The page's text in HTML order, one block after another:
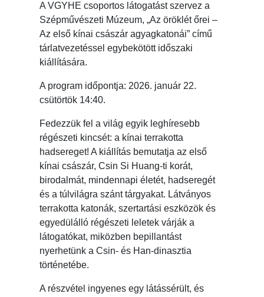
A VGYHE csoportos látogatást szervez a
Szépművészeti Múzeum, „Az öröklét őrei –
Az első kínai császár agyagkatonái” című
tárlatvezetéssel egybekötött időszaki
kiállítására.
A program időpontja: 2026. január 22.
csütörtök 14:40.
Fedezzük fel a világ egyik leghíresebb
régészeti kincsét: a kínai terrakotta
hadsereget! A kiállítás bemutatja az első
kínai császár, Csin Si Huang-ti korát,
birodalmát, mindennapi életét, hadseregét
és a túlvilágra szánt tárgyakat. Látványos
terrakotta katonák, szertartási eszközök és
egyedülálló régészeti leletek várják a
látogatókat, miközben bepillantást
nyerhetünk a Csin- és Han-dinasztia
történetébe.
A részvétel ingyenes egy látássérült, és